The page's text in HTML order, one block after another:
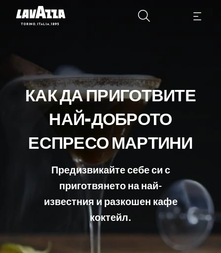
КАК ДА ПРИГОТВИТЕ
НАЙ-ДОБРОТО
ЕСПРЕСО МАРТИНИ
Предизвикайте себе си с
приготвянето на най-
известния и разкошен кафе
коктейл.